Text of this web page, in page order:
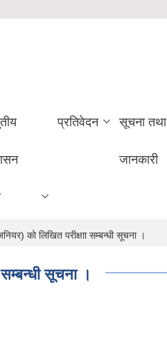
प्रतिवेदन सूचना तथा
जानकारी
को लिखित परीक्षाा सम्बन्धी सूचना ।
सूचना ।